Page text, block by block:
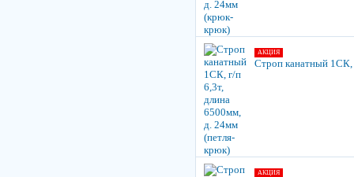
АКЦИЯ
Строп канатный 1СК,
АКЦИЯ